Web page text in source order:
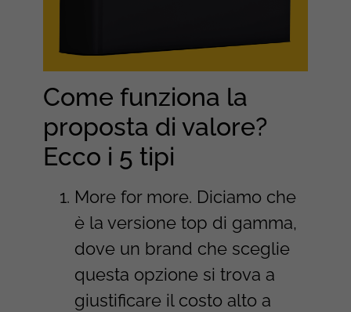
Come funziona la
proposta di valore?
Ecco i 5 tipi
More for more. Diciamo che
è la versione top di gamma,
dove un brand che sceglie
questa opzione si trova a
giustificare il costo alto a